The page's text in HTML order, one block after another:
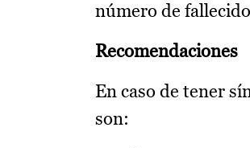
número de
Recomendaciones
En caso de tener
son: